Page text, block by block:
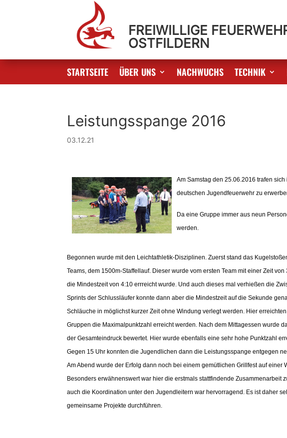
FREIWILLIGE
OSTFILDERN
STARTSEITE ÜBER UNS NACHWUCHS TECHNIK
Leistungsspange 2016
03.12.21
Am Samstag den 25.06.2016 trafen
deutschen Jugendfeuerwehr zu
Da eine Gruppe immer aus neun
werden.
Begonnen wurde mit den Leichtathletik-Disziplinen. Zuerst stand das
Teams, dem 1500m-Staffellauf. Dieser wurde vom ersten Team mit einer Zeit
die Mindestzeit von 4:10 errreicht wurde. Und auch dieses mal verhießen die
Sprints der Schlussläufer konnte dann aber die Mindestzeit auf die Sekunde
Schläuche in möglichst kurzer Zeit ohne Windung verlegt werden. Hier
Gruppen die Maximalpunktzahl erreicht werden. Nach dem Mittagessen wurde
der Gesamteindruck bewertet. Hier wurde ebenfalls eine sehr hohe Punktzahl
Gegen 15 Uhr konnten die Jugendlichen dann die Leistungsspange entgegen
Am Abend wurde der Erfolg dann noch bei einem gemütlichen Grillfest auf einer
Besonders erwähnenswert war hier die erstmals stattfindende
auch die Koordination unter den Jugendleitern war hervorragend. Es ist daher
gemeinsame Projekte durchführen.